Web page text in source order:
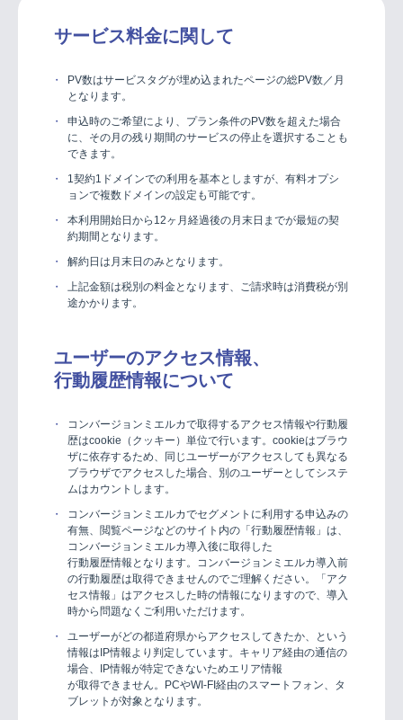
サービス料金に関して
PV数はサービスタグが埋め込まれたページの総PV数／月
となります。
申込時のご希望により、プラン条件のPV数を超えた場合
に、その月の残り期間のサービスの停止を選択することも
できます。
1契約1ドメインでの利用を基本としますが、有料オプシ
ョンで複数ドメインの設定も可能です。
本利用開始日から12ヶ月経過後の月末日までが最短の契
約期間となります。
解約日は月末日のみとなります。
上記金額は税別の料金となります、ご請求時は消費税が別
途かかります。
ユーザーのアクセス情報、
行動履歴情報について
コンバージョンミエルカで取得するアクセス情報や行動履
歴はcookie（クッキー）単位で行います。cookieはブラウ
ザに依存するため、同じユーザーがアクセスしても異なる
ブラウザでアクセスした場合、別のユーザーとしてシステ
ムはカウントします。
コンバージョンミエルカでセグメントに利用する申込みの
有無、閲覧ページなどのサイト内の「行動履歴情報」は、
コンバージョンミエルカ導入後に取得した
行動履歴情報となります。コンバージョンミエルカ導入前
の行動履歴は取得できませんのでご理解ください。「アク
セス情報」はアクセスした時の情報になりますので、導入
時から問題なくご利用いただけます。
ユーザーがどの都道府県からアクセスしてきたか、という
情報はIP情報より判定しています。キャリア経由の通信の
場合、IP情報が特定できないためエリア情報
が取得できません。PCやWI-FI経由のスマートフォン、タ
ブレットが対象となります。